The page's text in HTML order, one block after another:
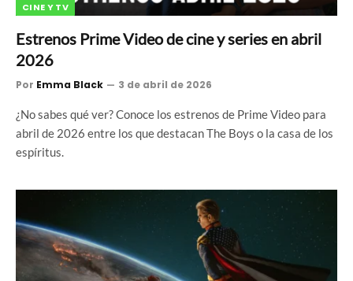
CINE Y TV
Estrenos Prime Video de cine y series en abril
2026
Por Emma Black 3 de abril de 2026
¿No sabes qué ver? Conoce los estrenos de Prime Video para
abril de 2026 entre los que destacan The Boys o la casa de los
espíritus.